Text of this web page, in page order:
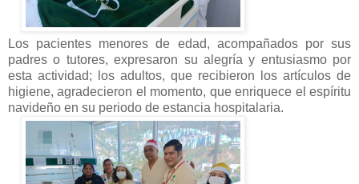
Los pacientes menores de edad, acompañados por sus
padres o tutores, expresaron su alegría y entusiasmo por
esta actividad; los adultos, que recibieron los artículos de
higiene, agradecieron el momento, que enriquece el espíritu
navideño en su periodo de estancia hospitalaria.